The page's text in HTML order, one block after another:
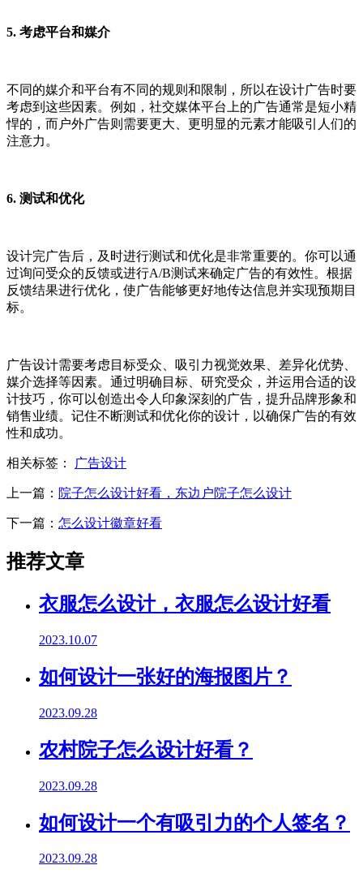
5. 考虑平台和媒介
不同的媒介和平台有不同的规则和限制，所以在设计广告时要
考虑到这些因素。例如，社交媒体平台上的广告通常是短小精
悍的，而户外广告则需要更大、更明显的元素才能吸引人们的
注意力。
6. 测试和优化
设计完广告后，及时进行测试和优化是非常重要的。你可以通
过询问受众的反馈或进行A/B测试来确定广告的有效性。根据
反馈结果进行优化，使广告能够更好地传达信息并实现预期目
标。
广告设计需要考虑目标受众、吸引力视觉效果、差异化优势、
媒介选择等因素。通过明确目标、研究受众，并运用合适的设
计技巧，你可以创造出令人印象深刻的广告，提升品牌形象和
销售业绩。记住不断测试和优化你的设计，以确保广告的有效
性和成功。
相关标签： 广告设计
上一篇： 院子怎么设计好看，东边户院子怎么设计
下一篇： 怎么设计徽章好看
推荐文章
衣服怎么设计，衣服怎么设计好看
2023.10.07
如何设计一张好的海报图片？
2023.09.28
农村院子怎么设计好看？
2023.09.28
如何设计一个有吸引力的个人签名？
2023.09.28